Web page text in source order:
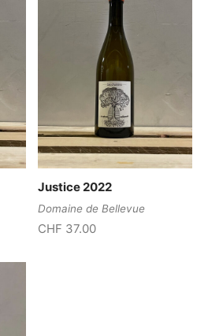
Justice 2022
Domaine de Bellevue
CHF 37.00